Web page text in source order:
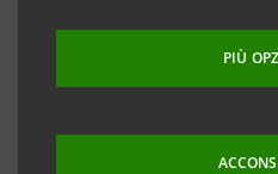
PIÙ
opportunità sui
propensione all’export è
media del Veneto